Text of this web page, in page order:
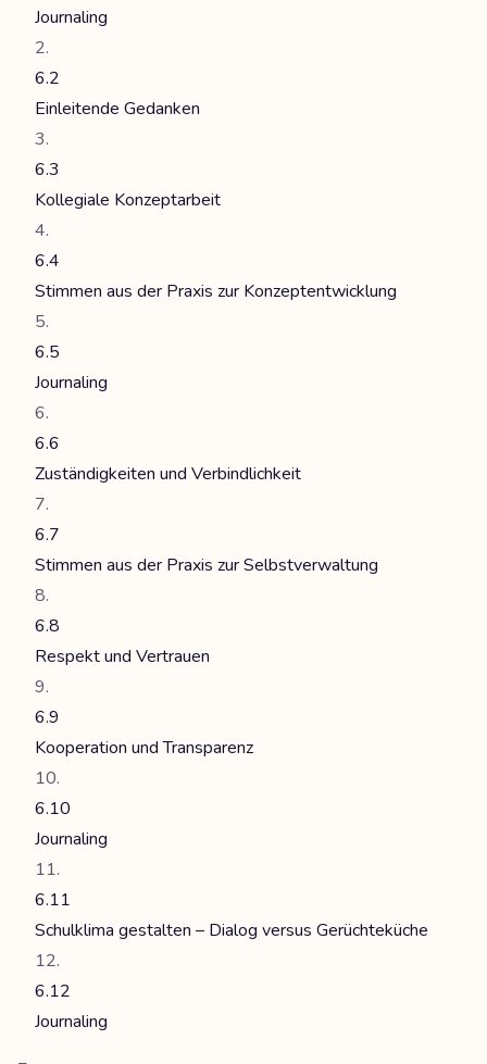
Journaling
6.2
Einleitende Gedanken
6.3
Kollegiale Konzeptarbeit
6.4
Stimmen aus der Praxis zur Konzeptentwicklung
6.5
Journaling
6.6
Zuständigkeiten und Verbindlichkeit
6.7
Stimmen aus der Praxis zur Selbstverwaltung
6.8
Respekt und Vertrauen
6.9
Kooperation und Transparenz
6.10
Journaling
6.11
Schulklima gestalten – Dialog versus Gerüchteküche
6.12
Journaling